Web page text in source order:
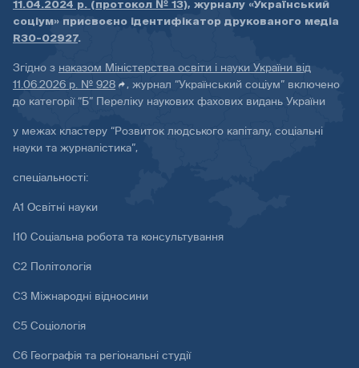
11.04.2024 р. (протокол № 13), журналу «Український
соціум» присвоєно ідентифікатор друкованого медіа
R30-02927.
Згідно з наказом Міністерства освіти і науки України від
11.06.2026 р. № 928
, журнал “Український соціум” включено
до категорії “Б” Переліку наукових фахових видань України
у межах кластеру “Розвиток людського капіталу, соціальні
науки та журналістика”,
спеціальності:
А1 Освітні науки
І10 Соціальна робота та консультування
С2 Політологія
С3 Міжнародні відносини
С5 Соціологія
С6 Географія та регіональні студії